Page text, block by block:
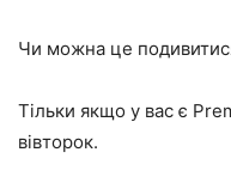
Чи можна це
Тільки якщо у вас є
вівторок.